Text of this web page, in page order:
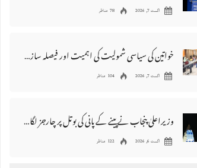
اگست 7, 2026 78 مناظر
خواتین کی سیاسی شمولیت کی اہمیت اور فیصلہ سازی کے عمل میں فعال کردار
اگست 7, 2026 104 مناظر
وزیراعلیٰ پنجاب نے پینے کے پانی کی بوتل پر چارجز لگانے کی تجویز مستر دکر دی
اگست 6, 2026 122 مناظر